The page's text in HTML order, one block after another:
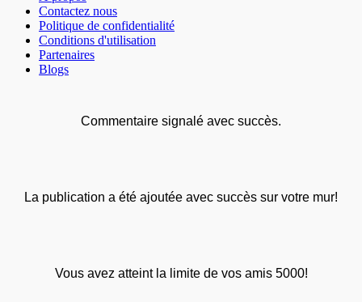
Contactez nous
Politique de confidentialité
Conditions d'utilisation
Partenaires
Blogs
Commentaire signalé avec succès.
La publication a été ajoutée avec succès sur votre mur!
Vous avez atteint la limite de vos amis 5000!